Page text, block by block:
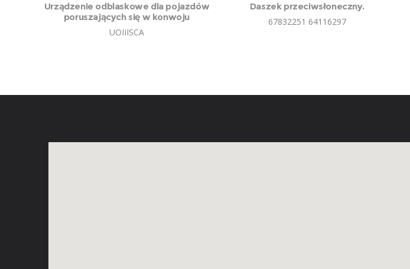
Urządzenie odblaskowe dla pojazdów
poruszających się w konwoju
UOIIISCA
Daszek przeciwsłoneczny.
67832251 64116297